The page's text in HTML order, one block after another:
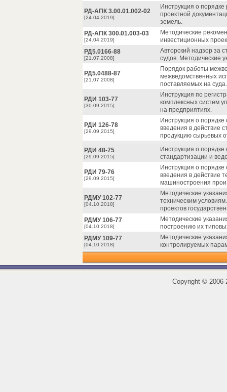
РД-АПК 3.00.01.002-02
[24.04.2019]
Инструкция о порядке
проектной
земель.
РД-АПК 300.01.003-03
[24.04.2019]
Методические
инвестиционных
РД5.0166-88
[21.07.2008]
Авторский надзор за
судов. Методические
РД5.0488-87
[21.07.2008]
Порядок работы
межведомственных
поставляемых на
РДИ 103-77
[30.09.2015]
Инструкция по
комплексных систем
на предприятиях.
РДИ 126-78
[29.09.2015]
Инструкция о
введения в действие
продукцию сырьевых
РДИ 48-75
[29.09.2015]
Инструкция о
стандартизации и
РДИ 79-76
[29.09.2015]
Инструкция о
введения в действие
машиностроения
РДМУ 102-77
[04.10.2018]
Методические
техническим
проектов
РДМУ 106-77
[04.10.2018]
Методические
построению их
РДМУ 109-77
[04.10.2018]
Методические
контролируемых
Copyright ©